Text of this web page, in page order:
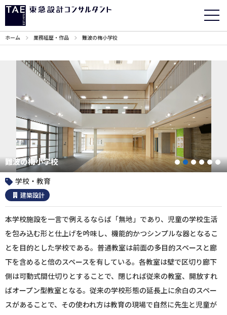
ホーム 業務経歴・作品 難波の梅小学校
難波の梅小学校 1 2 3 4 5
学校・教育
建築設計
本学校施設を一言で例えるならば「無地」であり、児童の学校生活
を包み込む形と仕上げを吟味し、機能的かつシンプルな器となるこ
とを目的とした学校である。普通教室は前面の多目的スペースと廊
下を含めると倍のスペースを有している。各教室は壁で区切り廊下
側は可動式間仕切りとすることで、閉じれば従来の教室、開放すれ
ばオープン型教室となる。従来の学校形態の延長上に余白のスペー
スがあることで、その使われ方は教育の現場で自然に先生と児童が